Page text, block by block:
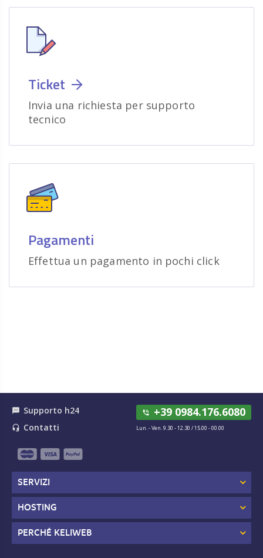
Ticket
Invia una richiesta per supporto
tecnico
Pagamenti
Effettua un pagamento in pochi click
textsms Supporto h24
headset_mic Contatti
phone_in_talk +39 0984.176.6080
Lun. - Ven. 9.30 - 12.30 / 15.00 - 00.00
SERVIZI
HOSTING
PERCHÉ KELIWEB